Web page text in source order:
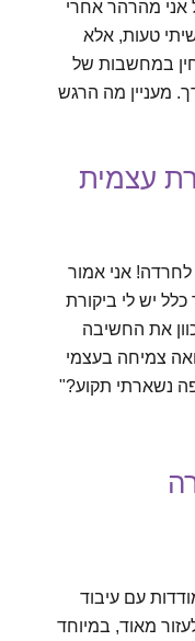
אני מהרהר אחרי
טעות, אלא
במחשבות של
מעניין מה הרגש
עצמית
אני אמור
יש לי ביקורת
את החשיבה
צמיחה בעצמי
נשארתי תקוע?"
עם עיבוד
מאוד, במיוחד